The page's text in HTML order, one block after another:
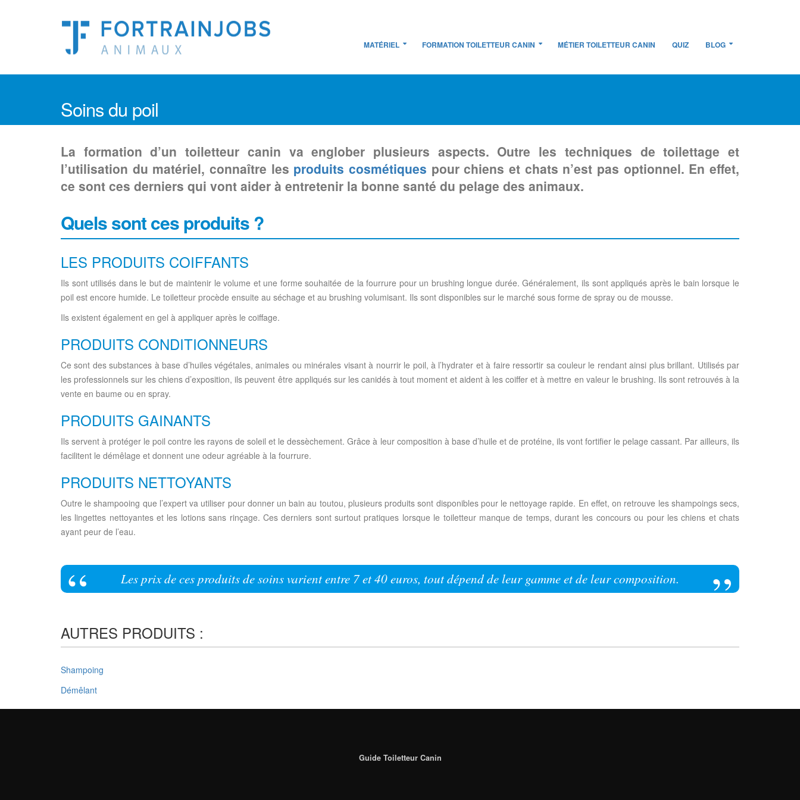
MATÉRIEL FORMATION TOILETTEUR CANIN MÉTIER TOILETTEUR CANIN QUIZ BLOG
Soins du poil
La formation d’un toiletteur canin va englober plusieurs aspects. Outre les techniques de toilettage et
l’utilisation du matériel, connaître les produits cosmétiques pour chiens et chats n’est pas optionnel. En effet,
ce sont ces derniers qui vont aider à entretenir la bonne santé du pelage des animaux.
Quels sont ces produits ?
LES PRODUITS COIFFANTS
Ils sont utilisés dans le but de maintenir le volume et une forme souhaitée de la fourrure pour un brushing longue durée. Généralement, ils sont appliqués après le bain lorsque le
poil est encore humide. Le toiletteur procède ensuite au séchage et au brushing volumisant. Ils sont disponibles sur le marché sous forme de spray ou de mousse.
Ils existent également en gel à appliquer après le coiffage.
PRODUITS CONDITIONNEURS
Ce sont des substances à base d’huiles végétales, animales ou minérales visant à nourrir le poil, à l’hydrater et à faire ressortir sa couleur le rendant ainsi plus brillant. Utilisés par
les professionnels sur les chiens d’exposition, ils peuvent être appliqués sur les canidés à tout moment et aident à les coiffer et à mettre en valeur le brushing. Ils sont retrouvés à la
vente en baume ou en spray.
PRODUITS GAINANTS
Ils servent à protéger le poil contre les rayons de soleil et le dessèchement. Grâce à leur composition à base d’huile et de protéine, ils vont fortifier le pelage cassant. Par ailleurs, ils
facilitent le démêlage et donnent une odeur agréable à la fourrure.
PRODUITS NETTOYANTS
Outre le shampooing que l’expert va utiliser pour donner un bain au toutou, plusieurs produits sont disponibles pour le nettoyage rapide. En effet, on retrouve les shampoings secs,
les lingettes nettoyantes et les lotions sans rinçage. Ces derniers sont surtout pratiques lorsque le toiletteur manque de temps, durant les concours ou pour les chiens et chats
ayant peur de l’eau.
Les prix de ces produits de soins varient entre 7 et 40 euros, tout dépend de leur gamme et de leur composition.
AUTRES PRODUITS :
Shampoing
Démêlant
Guide Toiletteur Canin